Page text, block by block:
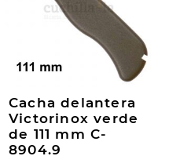
Cacha delantera
Victorinox verde
de 111 mm C-
8904.9